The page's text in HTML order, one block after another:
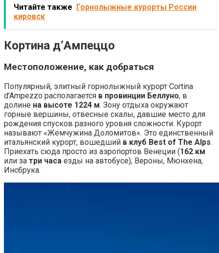
Читайте также Горнолыжные курорты России
кировск
Кортина д’Ампеццо
Местоположение, как добраться
Популярный, элитный горнолыжный курорт Cortina
d’Ampezzo располагается в провинции Беллуно, в
долине на высоте 1224 м. Зону отдыха окружают
горные вершины, отвесные скалы, давшие место для
рождения спусков разного уровня сложности. Курорт
называют «Жемчужина Доломитов». Это единственный
итальянский курорт, вошедший в клуб Best of The Alps.
Приехать сюда просто из аэропортов Венеции (162 км
или за три часа езды на автобусе), Вероны, Мюнхена,
Инсбрука.